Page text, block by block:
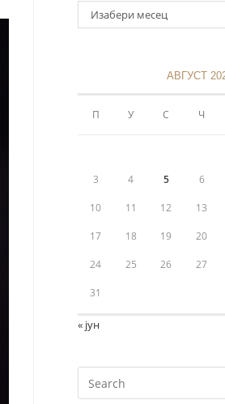
Изабери месец
АВГУСТ
П У С Ч
3 4 5 6
10 11 12 13
17 18 19 20
24 25 26 27
31
« јун